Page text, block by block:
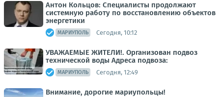
Антон Кольцов: Специалисты продолжают
системную работу по восстановлению объектов
энергетики
МАРИУПОЛЬ Сегодня, 10:12
УВАЖАЕМЫЕ ЖИТЕЛИ!. Организован подвоз
технической воды Адреса подвоза:
МАРИУПОЛЬ Сегодня, 12:49
Внимание, дорогие мариупольцы!